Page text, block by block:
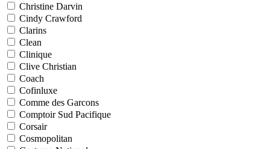
Christine Darvin
Cindy Crawford
Clarins
Clean
Clinique
Clive Christian
Coach
Cofinluxe
Comme des Garcons
Comptoir Sud Pacifique
Corsair
Cosmopolitan